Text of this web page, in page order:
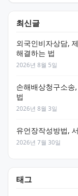
최신글
외국인비자상담,
해결하는 법
2026년 8월 5일
손해배상청구소
법
2026년 8월 3일
유언장작성방법,
2026년 7월 30일
태그